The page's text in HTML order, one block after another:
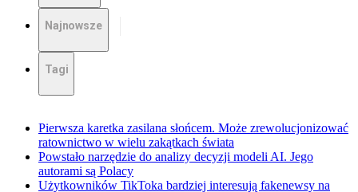
Najnowsze
Tagi
Pierwsza karetka zasilana słońcem. Może zrewolucjonizować
ratownictwo w wielu zakątkach świata
Powstało narzędzie do analizy decyzji modeli AI. Jego
autorami są Polacy
Użytkowników TikToka bardziej interesują fakenewsy na